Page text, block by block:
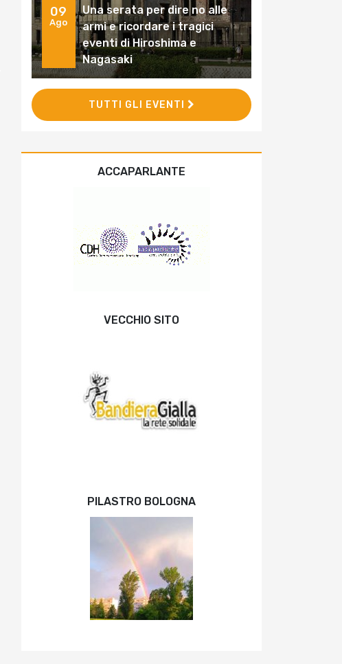
09
Ago
Una serata per dire no alle
armi e ricordare i tragici
eventi di Hiroshima e
Nagasaki
TUTTI GLI EVENTI
ACCAPARLANTE
VECCHIO SITO
PILASTRO BOLOGNA